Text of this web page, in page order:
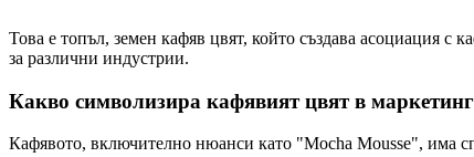
Това е топъл, земен кафяв цвят, който създава асоциация с
за различни индустрии.
Какво символизира кафявият цвят в
Кафявото, включително нюанси като "Mocha Mousse", има